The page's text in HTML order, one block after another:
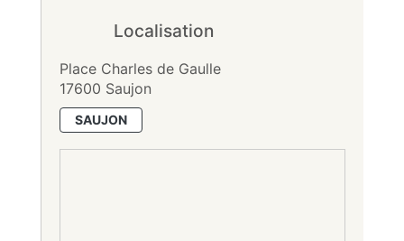
Localisation
Place Charles de Gaulle
17600 Saujon
SAUJON